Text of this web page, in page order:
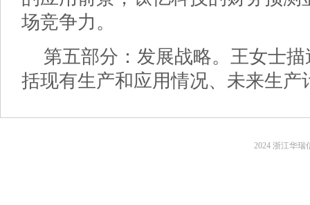
场竞争力。
第五部分：发展战略。王女士
括现有生产和应用情况、未来生产
2024 浙江华瑞